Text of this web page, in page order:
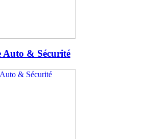
Auto & Sécurité